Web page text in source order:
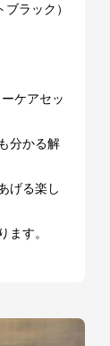
ラック）
ケアセッ
分かる解
げる楽し
ます。